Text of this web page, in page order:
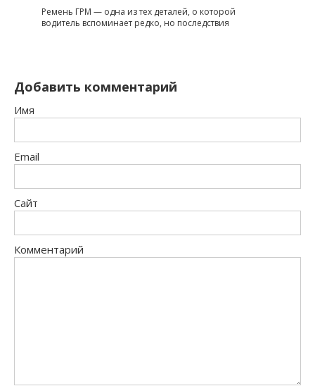
Ремень ГРМ — одна из тех деталей, о которой
водитель вспоминает редко, но последствия
Добавить комментарий
Имя
Email
Сайт
Комментарий